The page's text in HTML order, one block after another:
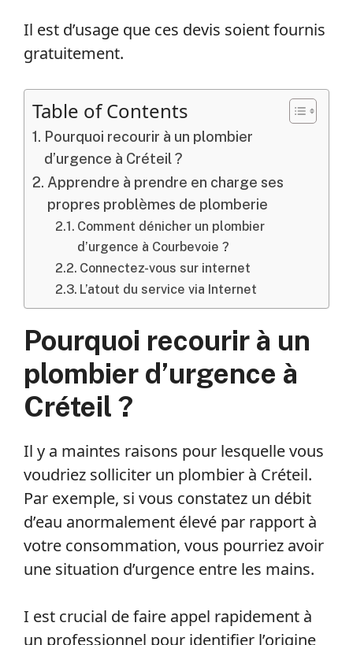
Il est d’usage que ces devis soient fournis
gratuitement.
Table of Contents
Pourquoi recourir à un plombier
d’urgence à Créteil ?
Apprendre à prendre en charge ses
propres problèmes de plomberie
Comment dénicher un plombier
d’urgence à Courbevoie ?
Connectez-vous sur internet
L’atout du service via Internet
Pourquoi recourir à un
plombier d’urgence à
Créteil ?
Il y a maintes raisons pour lesquelle vous
voudriez solliciter un plombier à Créteil.
Par exemple, si vous constatez un débit
d’eau anormalement élevé par rapport à
votre consommation, vous pourriez avoir
une situation d’urgence entre les mains.
I est crucial de faire appel rapidement à
un professionnel pour identifier l’origine